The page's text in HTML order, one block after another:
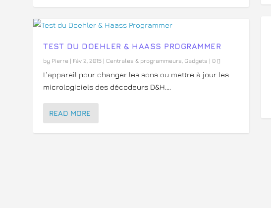
TEST DU DOEHLER & HAASS PROGRAMMER
by Pierre | Fév 2, 2015 | Centrales & programmeurs Gadgets |0
L’appareil pour changer les sons ou mettre à jour les
micrologiciels des décodeurs D&H....
READ MORE